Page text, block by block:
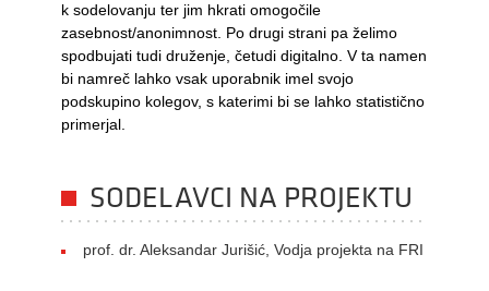
k sodelovanju ter jim hkrati omogočile
zasebnost/anonimnost. Po drugi strani pa želimo
spodbujati tudi druženje, četudi digitalno. V ta namen
bi namreč lahko vsak uporabnik imel svojo
podskupino kolegov, s katerimi bi se lahko statistično
primerjal.
SODELAVCI NA PROJEKTU
prof. dr. Aleksandar Jurišić, Vodja projekta na FRI